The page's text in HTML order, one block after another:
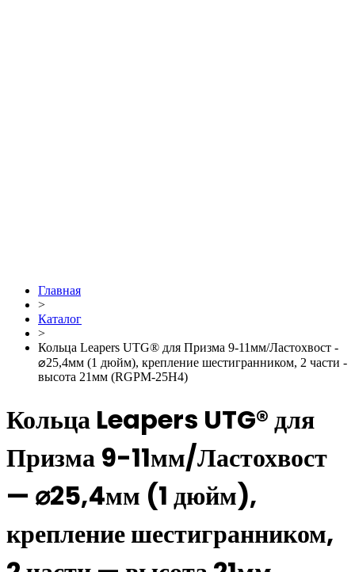
Главная
>
Каталог
>
Кольца Leapers UTG® для Призма 9-11мм/Ластохвост -
⌀25,4мм (1 дюйм), крепление шестигранником, 2 части -
высота 21мм (RGPM-25H4)
Кольца Leapers UTG® для
Призма 9-11мм/Ластохвост
— ⌀25,4мм (1 дюйм),
крепление шестигранником,